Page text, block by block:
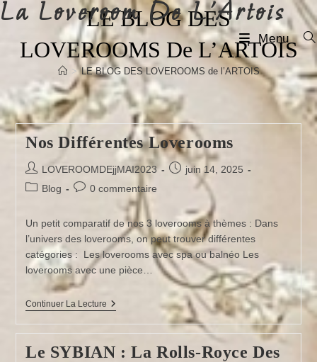
Skip
content
La Loveroom De L'Artois
Menu
LE BLOG DES
LOVEROOMS De L’ARTOIS
> LE BLOG DES LOVEROOMS de l’ARTOIS
Nos Différentes Loverooms
Auteur/autrice
de
LOVEROOMDEjjMAI2023
Publication
publiée :
juin 14, 2025
PostBlog
Commentaires
publication :
0 commentaire
Un petit comparatif de nos 3 loverooms à thèmes : Dans
l’univers des loverooms, on peut trouver différentes
catégories : Les loverooms avec spa ou balnéo Les
loverooms avec une pièce…
Continuer La LectureNos
Loverooms
Le SYBIAN : La Rolls-Royce Des